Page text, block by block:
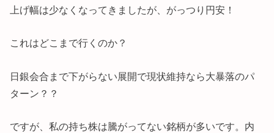
上げ幅は少なくなってきましたが、がっつり円安！
これはどこまで行くのか？
日銀会合まで下がらない展開で現状維持なら大暴落のパ
ターン？？
ですが、私の持ち株は騰がってない銘柄が多いです。内